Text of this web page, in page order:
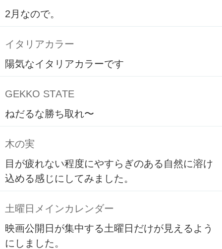
2月なので。
イタリアカラー
陽気なイタリアカラーです
GEKKO STATE
ねだるな勝ち取れ〜
木の実
目が疲れない程度にやすらぎのある自然に溶け
込める感じにしてみました。
土曜日メインカレンダー
映画公開日が集中する土曜日だけが見えるよう
にしました。